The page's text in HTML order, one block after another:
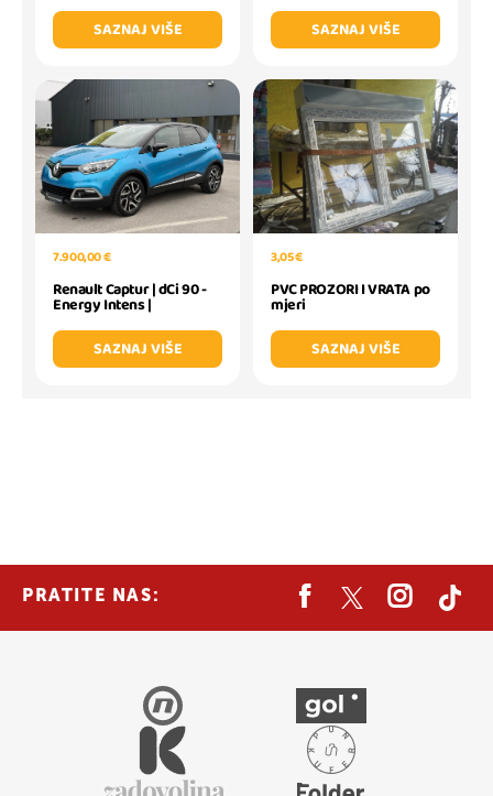
SAZNAJ VIŠE
SAZNAJ VIŠE
7.900,00 €
Renault Captur | dCi 90 -
Energy Intens |
SAZNAJ VIŠE
3,05 €
PVC PROZORI I VRATA po
mjeri
SAZNAJ VIŠE
PRATITE NAS: